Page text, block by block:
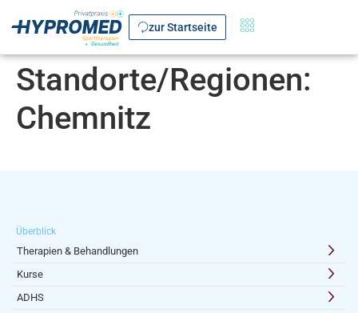
zur Startseite
Standorte/Regionen:
Chemnitz
Überblick
Therapien & Behandlungen
Kurse
ADHS